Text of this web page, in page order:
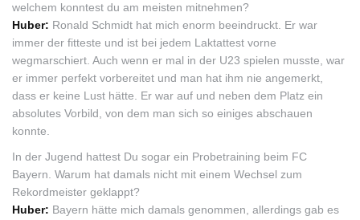
welchem konntest du am meisten mitnehmen?
Huber: Ronald Schmidt hat mich enorm beeindruckt. Er war
immer der fitteste und ist bei jedem Laktattest vorne
wegmarschiert. Auch wenn er mal in der U23 spielen musste, war
er immer perfekt vorbereitet und man hat ihm nie angemerkt,
dass er keine Lust hätte. Er war auf und neben dem Platz ein
absolutes Vorbild, von dem man sich so einiges abschauen
konnte.
In der Jugend hattest Du sogar ein Probetraining beim FC
Bayern. Warum hat damals nicht mit einem Wechsel zum
Rekordmeister geklappt?
Huber: Bayern hätte mich damals genommen, allerdings gab es